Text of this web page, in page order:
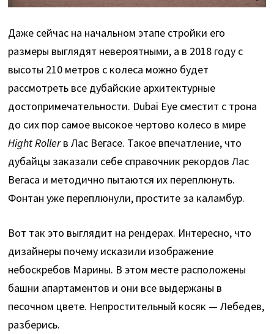
Даже сейчас на начальном этапе стройки его
размеры выглядят невероятными, а в 2018 году с
высоты 210 метров с колеса можно будет
рассмотреть все дубайские архитектурные
достопримечательности. Dubai Eye сместит с трона
до сих пор самое высокое чертово колесо в мире
Hight Rollerв Лас Вегасе. Такое впечатление, что
дубайцы заказали себе справочник рекордов Лас
Вегаса и методично пытаются их переплюнуть.
Фонтан уже переплюнули, простите за каламбур.
Вот так это выглядит на рендерах. Интересно, что
дизайнеры почему исказили изображение
небоскребов Марины. В этом месте расположены
башни апартаментов и они все выдержаны в
песочном цвете. Непростительный косяк — Лебедев,
разберись.